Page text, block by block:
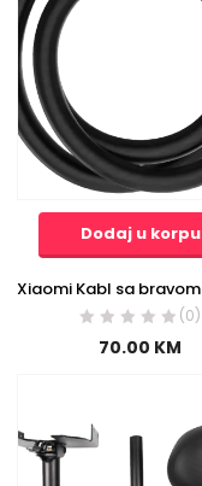
Dodaj u korpu
(0)
70.00 KM